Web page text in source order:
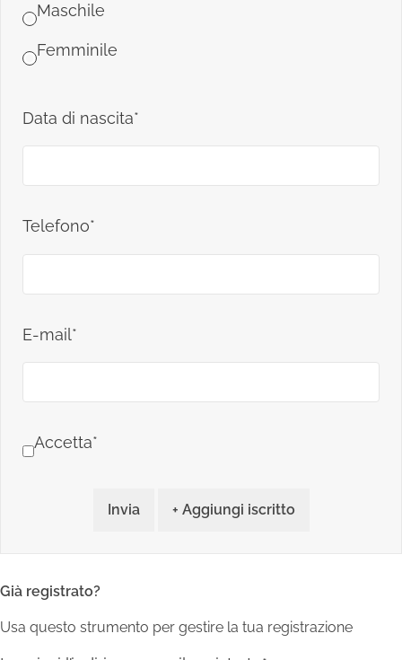
Maschile
Femminile
Data di nascita*
Telefono*
E-mail*
Accetta*
Invia + Aggiungi iscritto
Già registrato?
Usa questo strumento per gestire la tua registrazione